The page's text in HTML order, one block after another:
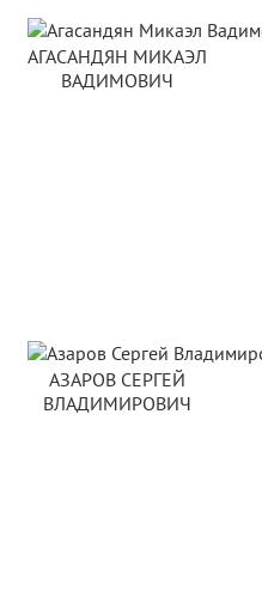
АГАСАНДЯН МИКАЭЛ
ВАДИМОВИЧ
АЗАРОВ СЕРГЕЙ
ВЛАДИМИРОВИЧ